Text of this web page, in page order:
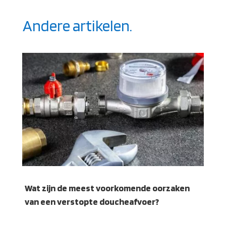
Andere artikelen.
Wat zijn de meest voorkomende oorzaken
van een verstopte doucheafvoer?